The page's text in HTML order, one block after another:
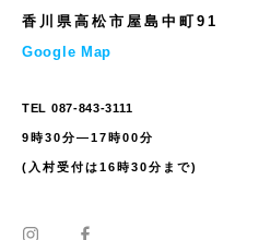
香川県高松市屋島中町91
Google Map
TEL 087-843-3111
9時30分—17時00分
(入村受付は16時30分まで)